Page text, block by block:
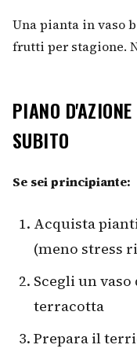
Una pianta in vaso
frutti per stagione.
PIANO
SUBITO
Se sei principiante:
Acquista
(meno stress
Scegli un
terracotta
Prepara il